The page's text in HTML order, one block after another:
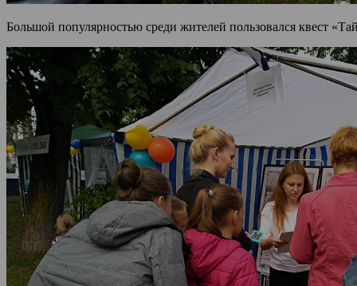
Большой популярностью среди жителей пользовался квест